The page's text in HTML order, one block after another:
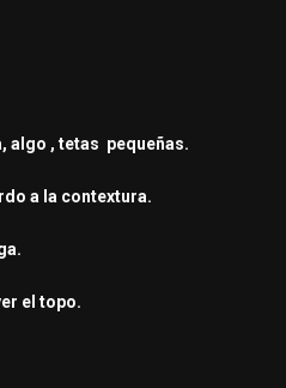
algo , tetas pequeñas.
a la contextura.
el topo.